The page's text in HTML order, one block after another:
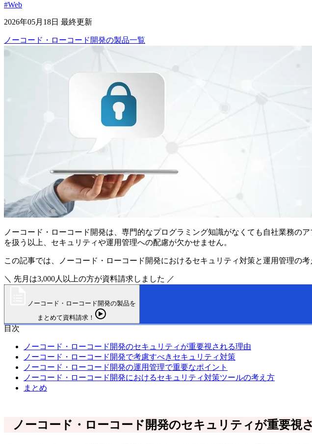
#Web
2026年05月18日 最終更新
ノーコード・ローコード開発の製品一覧
ノーコード・ローコード開発は、専門的なプログラミング知識がなくても自社業務の
を扱う以上、セキュリティや運用管理への配慮が欠かせません。
この記事では、ノーコード・ローコード開発におけるセキュリティ対策と運用管理の
＼ 先月は3,000人以上の方が資料請求しました ／
ノーコード・ローコード開発の製品を
まとめて資料請求！
目次
ノーコード・ローコード開発のセキュリティが重要視される理由
ノーコード・ローコード開発で考慮すべきセキュリティ対策
ノーコード・ローコード開発の運用管理で重要なポイント
ノーコード・ローコード開発におけるセキュリティ対策ツールの考え方
まとめ
ノーコード・ローコード開発のセキュリティが重要視